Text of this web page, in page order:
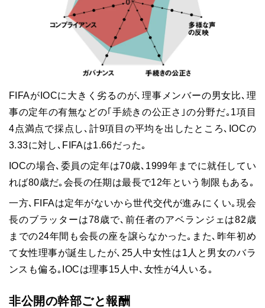
FIFAがIOCに大きく劣るのが､理事メンバーの男女比､理
事の定年の有無などの｢手続きの公正さ｣の分野だ｡1項目
4点満点で採点し､計9項目の平均を出したところ､IOCの
3.33に対し､FIFAは1.66だった｡
IOCの場合､委員の定年は70歳､1999年までに就任してい
れば80歳だ｡会長の任期は最長で12年という制限もある｡
一方､FIFAは定年がないから世代交代が進みにくい｡現会
長のブラッターは78歳で､前任者のアベランジェは82歳
までの24年間も会長の座を譲らなかった｡また､昨年初め
て女性理事が誕生したが､25人中女性は1人と男女のバラ
ンスも偏る｡IOCは理事15人中､女性が4人いる｡
非公開の幹部ごと報酬